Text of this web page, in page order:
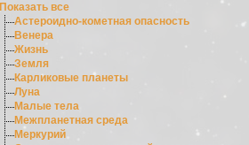
Показать все
Астероидно-кометная опасность
Венера
Жизнь
Земля
Карликовые планеты
Луна
Малые тела
Межпланетная среда
Меркурий